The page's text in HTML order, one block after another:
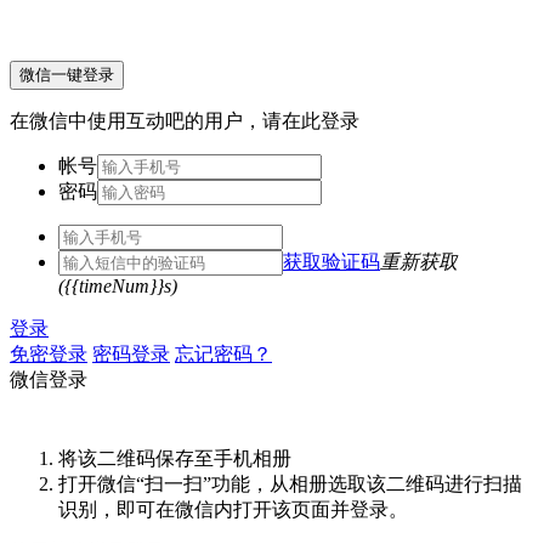
微信一键登录
在微信中使用互动吧的用户，请在此登录
帐号
密码
获取验证码重新获取
({{timeNum}}s)
登录
免密登录 密码登录 忘记密码？
微信登录
将该二维码保存至手机相册
打开微信“扫一扫”功能，从相册选取该二维码进行扫描
识别，即可在微信内打开该页面并登录。